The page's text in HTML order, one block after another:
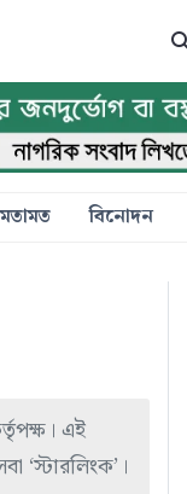
মতামত বিনোদন
এই
‘স্টারলিংক’।